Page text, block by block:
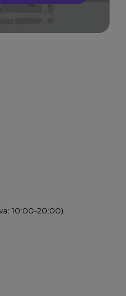
10:00-20:00)